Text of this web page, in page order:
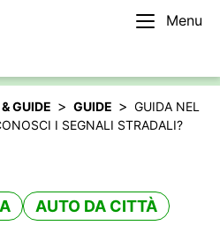
Menu
GUIDE > GUIDE > GUIDA NEL
I SEGNALI STRADALI?
AUTO DA CITTÀ